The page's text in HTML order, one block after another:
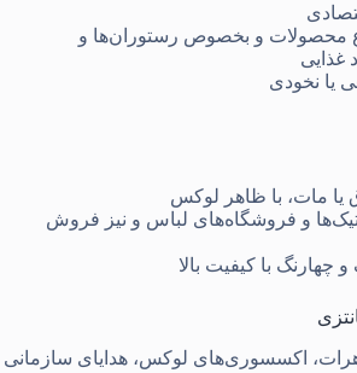
محصولات و بخصوص رستوران‌ها و
غذایی
یا نخودی
یا مات، با ظاهر لوکس
و فروشگاه‌های لباس و نیز فروش
چهارنگ با کیفیت بالا
اکسسوری‌های لوکس، هدایای سازمانی